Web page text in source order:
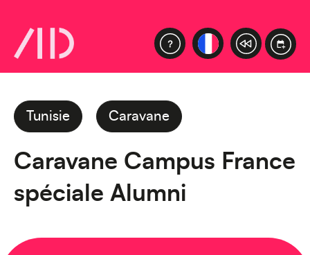
Tunisie Caravane
Caravane Campus France
spéciale Alumni